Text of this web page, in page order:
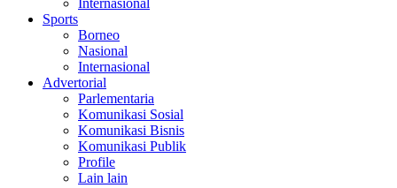
Internasional
Sports
Borneo
Nasional
Internasional
Advertorial
Parlementaria
Komunikasi Sosial
Komunikasi Bisnis
Komunikasi Publik
Profile
Lain lain